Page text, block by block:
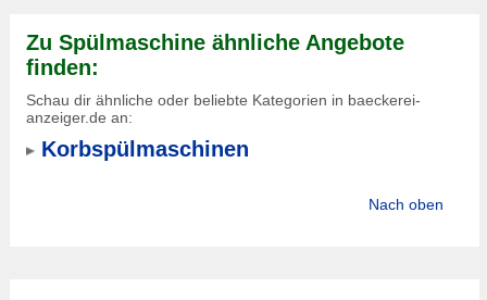
Zu Spülmaschine ähnliche Angebote
finden:
Schau dir ähnliche oder beliebte Kategorien in baeckerei-
anzeiger.de an:
Korbspülmaschinen
Nach oben